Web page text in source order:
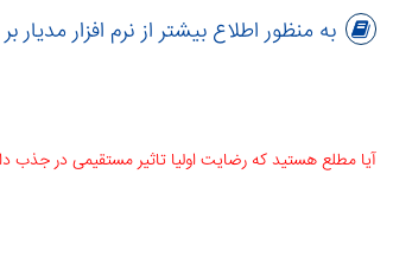
به منظور اطلاع بیشتر از نرم افزار مدیار
آیا مطلع هستید که رضایت اولیا تاثیر مستقیمی در جذب